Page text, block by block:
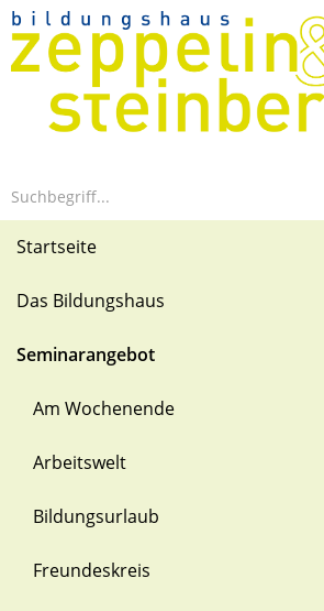
Startseite
Das Bildungshaus
Seminarangebot
Am Wochenende
Arbeitswelt
Bildungsurlaub
Freundeskreis